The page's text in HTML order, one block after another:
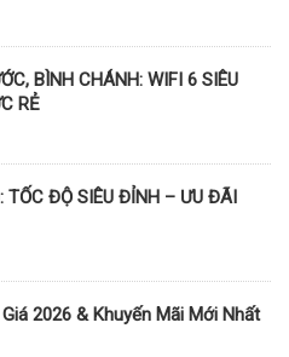
BÌNH CHÁNH: WIFI 6 SIÊU
RẺ
TỐC ĐỘ SIÊU ĐỈNH – ƯU ĐÃI
2026 & Khuyến Mãi Mới Nhất